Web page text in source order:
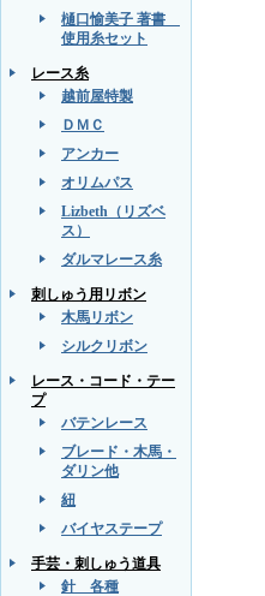
樋口愉美子 著書
使用糸セット
レース糸
越前屋特製
ＤＭＣ
アンカー
オリムパス
Lizbeth（リズベ
ス）
ダルマレース糸
刺しゅう用リボン
木馬リボン
シルクリボン
レース・コード・テー
プ
バテンレース
ブレード・木馬・
ダリン他
紐
バイヤステープ
手芸・刺しゅう道具
針 各種